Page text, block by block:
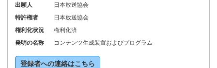
出願人
日本放送協会
特許権者
日本放送協会
権利化状況
権利化済
発明の名称
コンテンツ生成装置およびプログラム
登録者への連絡はこちら